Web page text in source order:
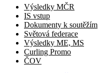
Výsledky MČR
IS vstup
Dokumenty k soutěžím
Světová federace
Výsledky ME, MS
Curling Promo
ČOV